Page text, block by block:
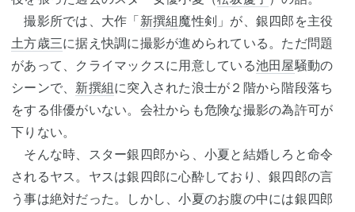
撮影所では、大作「新撰組魔性剣」が、銀四郎を主役
土方歳三に据え快調に撮影が進められている。ただ問題
があって、クライマックスに用意している池田屋騒動の
シーンで、 新撰組に突入された浪士が２階から階段落ち
をする俳優がいない。会社からも危険な撮影の為許可が
下りない。
そんな時、スター銀四郎から、小夏と結婚しろと命令
されるヤス。ヤスは銀四郎に心酔しており、銀四郎の言
う事は絶対だった。しかし、小夏のお腹の中には銀四郎